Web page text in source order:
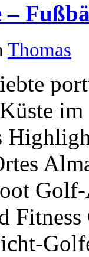
Thomas